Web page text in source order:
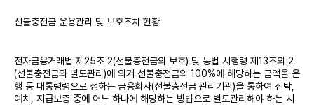
선불충전금 운용관리 및 보호조치 현황
전자금융거래법 제25조 2(선불충전금의 보호) 및 동법 시행령 제13조의 2
(선불충전금의 별도관리)에 의거 선불충전금의 100%에 해당하는 금액을 은
행 등 대통령령으로 정하는 금융회사(선불충전금 관리기관)을 통하여 신탁,
예치, 지급보증 중에 어느 하나에 해당하는 방법으로 별도관리해야 하는 시